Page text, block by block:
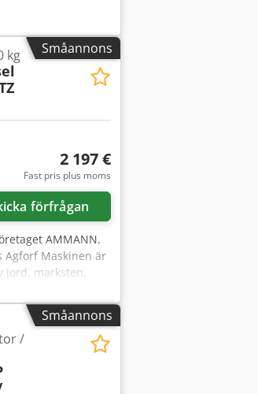
Småannons
kg
2 197 €
Fast pris plus moms
förfrågan
AMMANN.
Agforf Maskinen är
jord, marksten,
bilder –
1999 •
• Tillverkad i
•
maskin. HATZ-
Småannons
/